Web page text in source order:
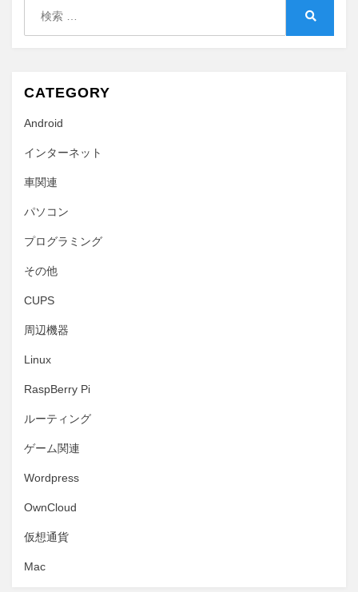
ジ
り
CATEGORY
Android
インターネット
車関連
パソコン
プログラミング
その他
CUPS
周辺機器
Linux
RaspBerry Pi
ルーティング
ゲーム関連
Wordpress
OwnCloud
仮想通貨
Mac